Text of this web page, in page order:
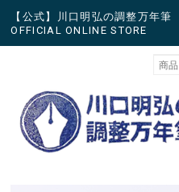
【公式】川口明弘の調整万年筆
OFFICIAL ONLINE STORE